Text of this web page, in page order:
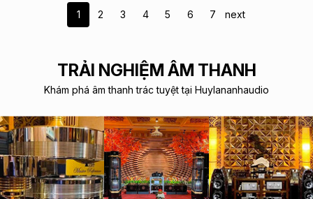
1 2 3 4 5 6 7 next
TRẢI NGHIỆM ÂM THANH
Khám phá âm thanh trác tuyệt tại Huylananhaudio